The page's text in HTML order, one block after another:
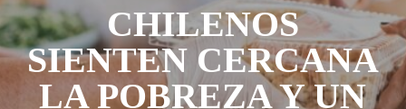
CHILENOS
SIENTEN CERCANA
LA POBREZA Y UN